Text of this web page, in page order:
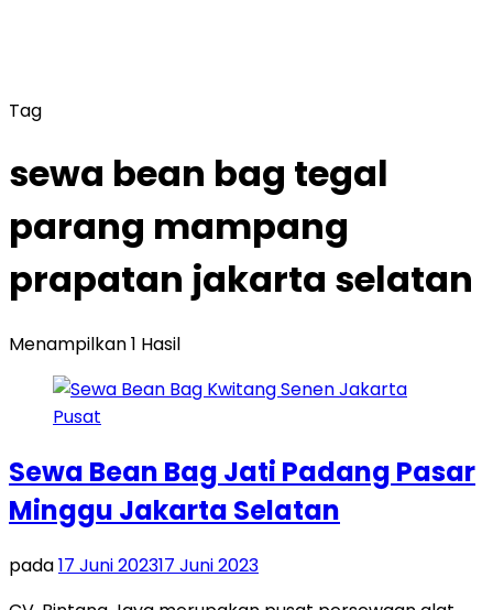
Tag
sewa bean bag tegal
parang mampang
prapatan jakarta selatan
Menampilkan 1 Hasil
Sewa Bean Bag Jati Padang Pasar
Minggu Jakarta Selatan
pada17 Juni 202317 Juni 2023